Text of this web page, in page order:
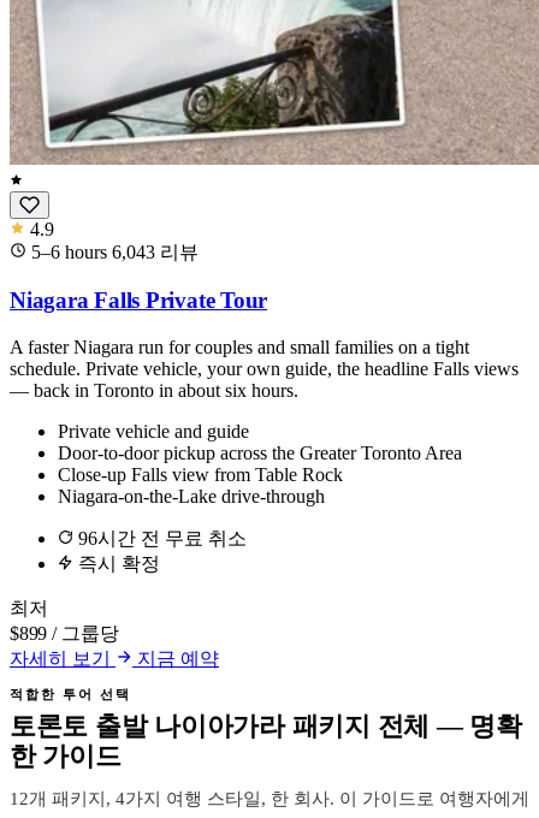
4.9
5–6 hours 6,043 리뷰
Niagara Falls Private Tour
A faster Niagara run for couples and small families on a tight
schedule. Private vehicle, your own guide, the headline Falls views
— back in Toronto in about six hours.
Private vehicle and guide
Door-to-door pickup across the Greater Toronto Area
Close-up Falls view from Table Rock
Niagara-on-the-Lake drive-through
96시간 전 무료 취소
즉시 확정
최저
$899 / 그룹당
자세히 보기
지금 예약
적합한 투어 선택
토론토 출발 나이아가라 패키지 전체 — 명확
한 가이드
12개 패키지, 4가지 여행 스타일, 한 회사. 이 가이드로 여행자에게